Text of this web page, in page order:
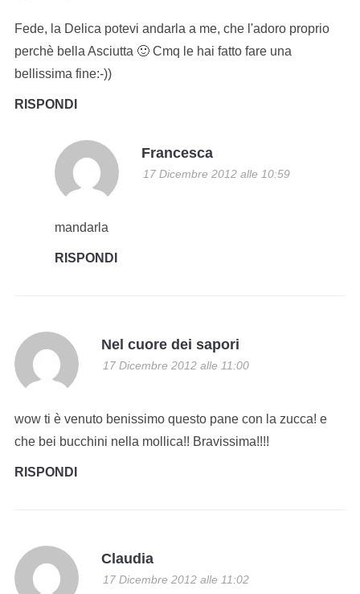
Fede, la Delica potevi andarla a me, che l'adoro proprio
perchè bella Asciutta 🙂 Cmq le hai fatto fare una
bellissima fine:-))
RISPONDI
Francesca
17 Dicembre 2012 alle 10:59
mandarla
RISPONDI
Nel cuore dei sapori
17 Dicembre 2012 alle 11:00
wow ti è venuto benissimo questo pane con la zucca! e
che bei bucchini nella mollica!! Bravissima!!!!
RISPONDI
Claudia
17 Dicembre 2012 alle 11:02